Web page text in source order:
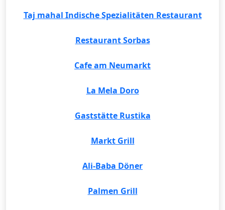
Taj mahal Indische Spezialitäten Restaurant
Restaurant Sorbas
Cafe am Neumarkt
La Mela Doro
Gaststätte Rustika
Markt Grill
Ali-Baba Döner
Palmen Grill